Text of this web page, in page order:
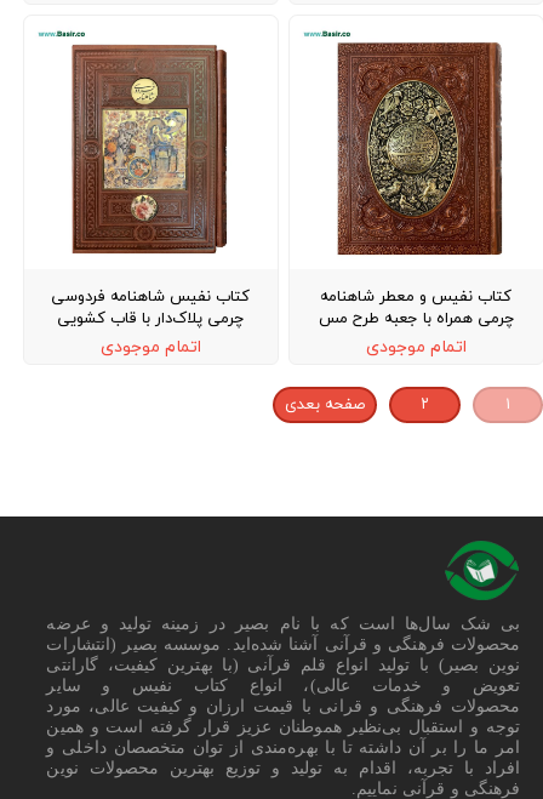
کتاب نفیس و معطر شاهنامه
چرمی همراه با جعبه طرح مس
اتمام موجودی
کتاب نفیس شاهنامه فردوسی
چرمی پلاک‌دار با قاب کشویی
اتمام موجودی
۱ ۲ صفحه بعدی
بی شک سال‌ها است که با نام بصیر در زمینه تولید و عرضه
محصولات فرهنگی و قرآنی آشنا شده‌اید. موسسه بصیر (انتشارات
نوین بصیر) با تولید انواع قلم قرآنی (با بهترین کیفیت، گارانتی
تعویض و خدمات عالی)، انواع کتاب نفیس و سایر
محصولات فرهنگی و قرانی با قیمت ارزان و کیفیت عالی، مورد
توجه و استقبال بی‌نظیر هموطنان عزیز قرار گرفته است و همین
امر ما را بر آن داشته تا با بهره‌مندی از توان متخصصان داخلی و
افراد با تجربه، اقدام به تولید و توزیع بهترین محصولات نوین
فرهنگی و قرآنی نماییم.